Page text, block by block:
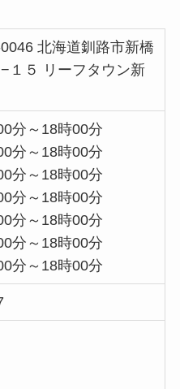
北海道釧路市新橋
１５ リーフタウン新
分～18時00分
分～18時00分
分～18時00分
分～18時00分
分～18時00分
分～18時00分
分～18時00分